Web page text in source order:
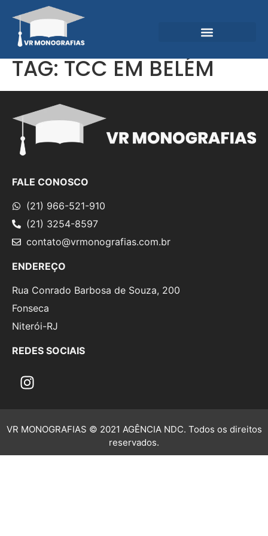
TAG:TCC EM BELÉM
FALE CONOSCO
(21) 966-521-910
(21) 3254-8597
contato@vrmonografias.com.br
ENDEREÇO
Rua Conrado Barbosa de Souza, 200
Fonseca
Niterói-RJ
REDES SOCIAIS
VR MONOGRAFIAS © 2021 AGÊNCIA NDC. Todos os direitos
reservados.